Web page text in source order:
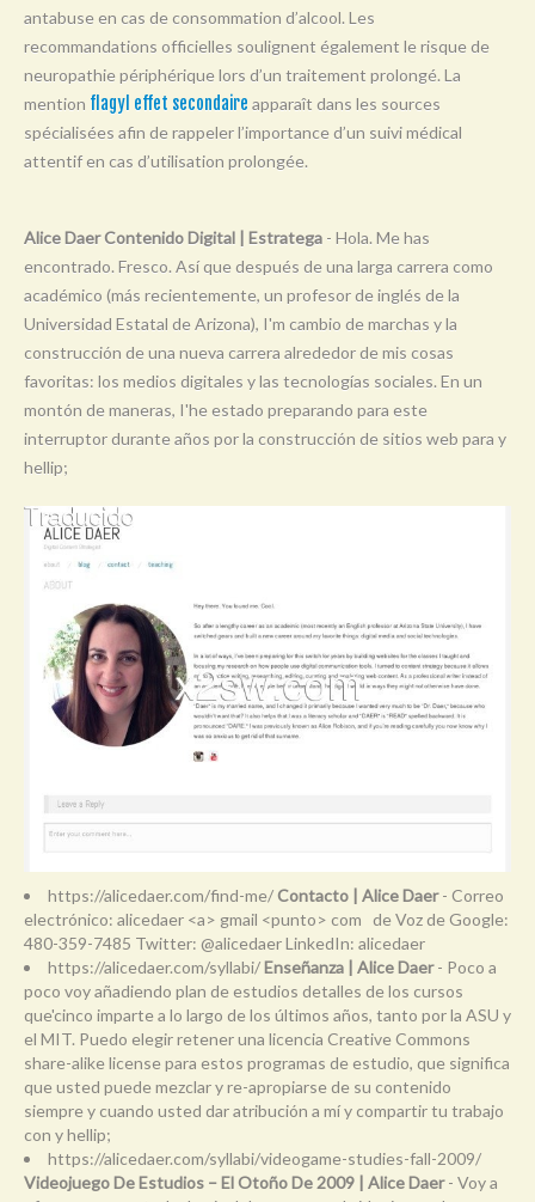
W
Y
antabuse en cas de consommation d’alcool. Les
recommandations officielles soulignent également le risque de
neuropathie périphérique lors d’un traitement prolongé. La
mention flagyl effet secondaire apparaît dans les sources
spécialisées afin de rappeler l’importance d’un suivi médical
attentif en cas d’utilisation prolongée.
Alice Daer Contenido Digital | Estratega - Hola. Me has
encontrado. Fresco. Así que después de una larga carrera como
académico (más recientemente, un profesor de inglés de la
Universidad Estatal de Arizona), I'm cambio de marchas y la
construcción de una nueva carrera alrededor de mis cosas
favoritas: los medios digitales y las tecnologías sociales. En un
montón de maneras, I'he estado preparando para este
interruptor durante años por la construcción de sitios web para y
hellip;
https://alicedaer.com/find-me/Contacto | Alice Daer- Correo
electrónico: alicedaer <a> gmail <punto> com de Voz de Google:
480-359-7485 Twitter: @alicedaer LinkedIn: alicedaer
https://alicedaer.com/syllabi/Enseñanza | Alice Daer- Poco a
poco voy añadiendo plan de estudios detalles de los cursos
que'cinco imparte a lo largo de los últimos años, tanto por la ASU y
el MIT. Puedo elegir retener una licencia Creative Commons
share-alike license para estos programas de estudio, que significa
que usted puede mezclar y re-apropiarse de su contenido
siempre y cuando usted dar atribución a mí y compartir tu trabajo
con y hellip;
https://alicedaer.com/syllabi/videogame-studies-fall-2009/
Videojuego De Estudios – El Otoño De 2009 | Alice Daer- Voy a